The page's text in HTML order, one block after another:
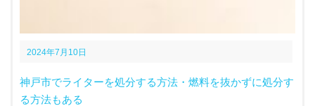
2024年7月10日
神戸市でライターを処分する方法・燃料を抜かずに処分す
る方法もある